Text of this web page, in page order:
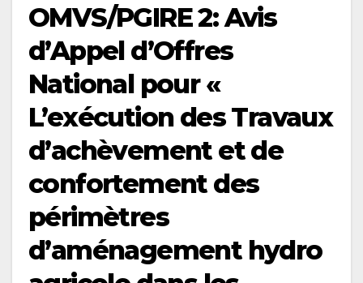
OMVS/PGIRE 2: Avis
d’Appel d’Offres
National pour «
L’exécution des Travaux
d’achèvement et de
confortement des
périmètres
d’aménagement hydro